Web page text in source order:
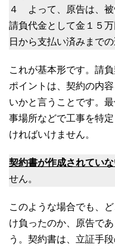
４ よって、原告は、被
請負代金として金１５
日から支払い済みまで
これが基本形です。請
ポイントは、契約の内
いかと言うことです。
事場所などで工事を特
ければいけません。
契約書が作成されてい
せん。
このような場合でも、
け負ったのか、原告で
う。契約書は、立証手